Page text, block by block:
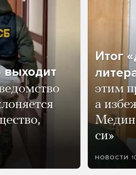
выходит
Итог
этим
а
си»
НОВОСТИ